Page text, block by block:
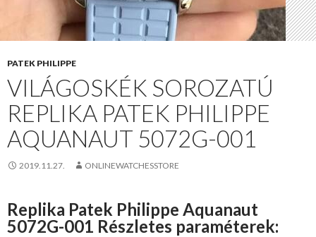
PATEK PHILIPPE
VILÁGOSKÉK SOROZATÚ
REPLIKA PATEK PHILIPPE
AQUANAUT 5072G-001
2019.11.27. ONLINEWATCHESSTORE
Replika Patek Philippe Aquanaut
5072G-001 Részletes paraméterek: